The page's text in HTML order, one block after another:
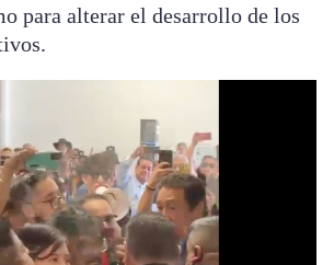
para alterar el desarrollo de los